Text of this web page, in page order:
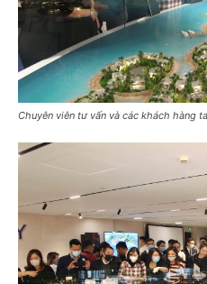
Chuyên viên tư vấn và các khách hàng